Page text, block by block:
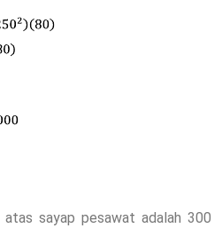
sayap pesawat adalah 300